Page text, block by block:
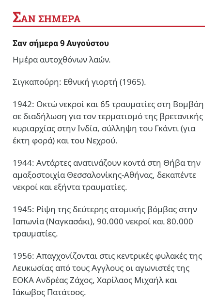
ΣΑΝ ΣΗΜΕΡΑ
Σαν σήμερα 9 Αυγούστου
Ημέρα αυτοχθόνων λαών.
Σιγκαπούρη: Εθνική γιορτή (1965).
1942: Οκτώ νεκροί και 65 τραυματίες στη Βομβάη
σε διαδήλωση για τον τερματισμό της βρετανικής
κυριαρχίας στην Ινδία, σύλληψη του Γκάντι (για
έκτη φορά) και του Νεχρού.
1944: Αντάρτες ανατινάζουν κοντά στη Θήβα την
αμαξοστοιχία Θεσσαλονίκης-Αθήνας, δεκαπέντε
νεκροί και εξήντα τραυματίες.
1945: Ρίψη της δεύτερης ατομικής βόμβας στην
Ιαπωνία (Ναγκασάκι), 90.000 νεκροί και 80.000
τραυματίες.
1956: Απαγχονίζονται στις κεντρικές φυλακές της
Λευκωσίας από τους Αγγλους οι αγωνιστές της
ΕΟΚΑ Ανδρέας Ζάχος, Χαρίλαος Μιχαήλ και
Ιάκωβος Πατάτσος.